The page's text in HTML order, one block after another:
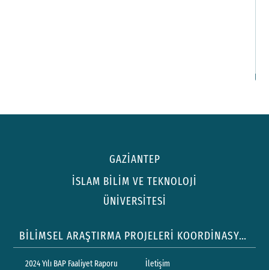
GAZİANTEP
İSLAM BİLİM VE TEKNOLOJİ
ÜNİVERSİTESİ
BİLİMSEL ARAŞTIRMA PROJELERİ KOORDİNASYON BİRİMİ
2024 Yılı BAP Faaliyet Raporu
İletişim